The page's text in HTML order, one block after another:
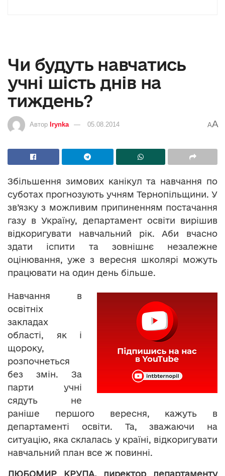
Чи будуть навчатись
учні шість днів на
тиждень?
Автор Irynka 05.08.2014 AA
Збільшення зимових канікул та навчання по
суботах прогнозують учням Тернопільщини. У
зв’язку з можливим припиненням постачання
газу в Україну, департамент освіти вирішив
відкоригувати навчальний рік. Аби вчасно
здати іспити та зовнішнє незалежне
оцінювання, уже з вересня школярі можуть
працювати на один день більше.
Навчання в
освітніх
закладах
області, як і
щороку,
розпочнеться
без змін. За
парти учні
сядуть не
раніше першого вересня, кажуть в
департаменті освіти. Та, зважаючи на
ситуацію, яка склалась у країні, відкоригувати
навчальний план все ж повинні.
ЛЮБОМИР КРУПА, директор департаменту